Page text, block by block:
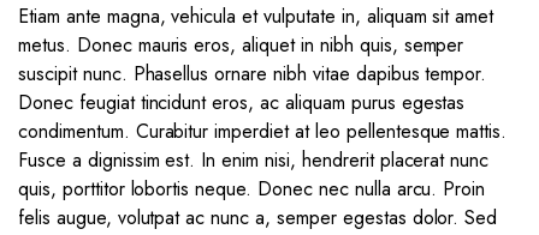
Etiam ante magna, vehicula et vulputate in, aliquam sit amet
metus. Donec mauris eros, aliquet in nibh quis, semper
suscipit nunc. Phasellus ornare nibh vitae dapibus tempor.
Donec feugiat tincidunt eros, ac aliquam purus egestas
condimentum. Curabitur imperdiet at leo pellentesque mattis.
Fusce a dignissim est. In enim nisi, hendrerit placerat nunc
quis, porttitor lobortis neque. Donec nec nulla arcu. Proin
felis augue, volutpat ac nunc a, semper egestas dolor. Sed